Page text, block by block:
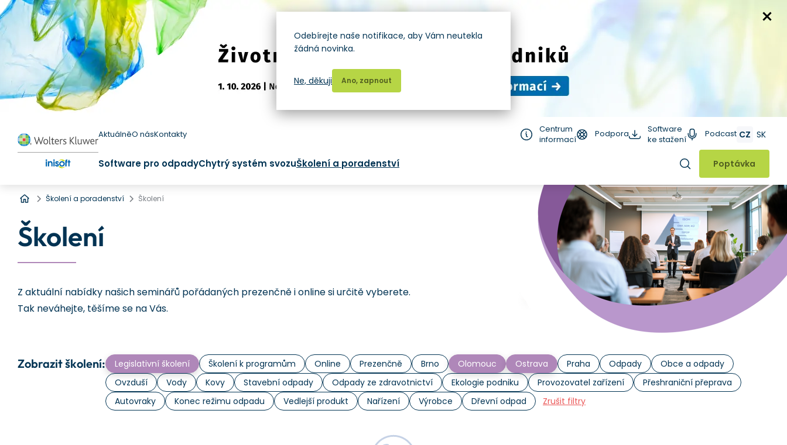
AktuálněO násKontakty
Centrum
informací
Podpora
Software
ke stažení
Podcast CZ SK
Software pro odpadyChytrý systém svozuŠkolení a poradenství Hledat
Poptávka
Úvod
Školení a poradenství Školení
Školení
Z aktuální nabídky našich seminářů pořádaných prezenčně i online si určitě vyberete.
Tak neváhejte, těšíme se na Vás.
Zobrazit školení: Legislativní školení Školení k programům Online Prezenčně Brno Olomouc Ostrava Praha Odpady
Obce a odpady
Ovzduší
Vody Kovy Stavební odpady Odpady ze zdravotnictví Ekologie podniku Provozovatel zařízení
Přeshraniční přeprava
Autovraky
Konec režimu odpadu Vedlejší produkt Nařízení Výrobce Dřevní odpad Zrušit filtry
Odebírejte naše notifikace, aby Vám neutekla
žádná novinka.
Ano, zapnout
Ne, děkuji